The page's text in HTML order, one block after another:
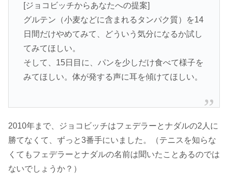
[ジョコビッチからあなたへの提案]
グルテン（小麦などに含まれるタンパク質）を14
日間だけやめてみて、どういう気分になるか試し
てみてほしい。
そして、15日目に、パンを少しだけ食べて様子を
みてほしい。体が発する声に耳を傾けてほしい。
2010年まで、ジョコビッチはフェデラーとナダルの2人に
勝てなくて、ずっと3番手にいました。（テニスを知らな
くてもフェデラーとナダルの名前は聞いたことあるのでは
ないでしょうか？）